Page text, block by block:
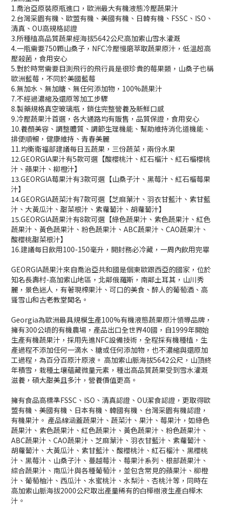
1.喬治亞原裝原瓶進口，歐洲最大有機液態冷壓蔬果汁
2.台灣采園有機、歐盟有機、美國有機、日韓有機、FSSC、ISO、
清真、OU高規格認證
3.所種植高品質蔬果經海拔5642公尺高加索山雪水灌溉
4.一瓶需要750顆山桑子，NFC冷壓慢磨萃取蔬果原汁，低溫超高
壓殺菌，食用安心
5.對於時常需要目測飛行的飛行員是很珍貴的莓果類，山桑子也稱
歐洲藍莓，不同於美國藍莓
6.無加水、無加糖、無任何添加物，100%蔬果汁
7.不經過濃縮及還原等加工步驟
8.製藥規格真空玻璃瓶，鎖住完整營養及新鮮口感
9.冷壓蔬果汁首選，各大通路均有販售，品質保證，食用安心
10.養顏美容、調整體質、調節生理機能、幫助維持消化道機能、
排便順暢，健康維持、青春美麗
11.均衡衛福部建議每日五蔬果，三份蔬菜，兩份水果
12.GEORGIA果汁有5款可選【酸櫻桃汁、紅石榴汁、紅石榴櫻桃
汁、蘋果汁、柳橙汁】
13.GEORGIA莓果汁有3款可選【山桑子汁、黑莓汁、紅石榴莓果
汁】
14.GEORGIA蔬菜汁有7款可選【芝麻葉汁、羽衣甘藍汁、紫甘藍
汁、大黃瓜汁、甜菜根汁、紫蘿蔔汁、胡蘿蔔汁】
15.GEORGIA蔬果汁有8款可選【綠色蔬果汁、紫色蔬果汁、紅色
蔬果汁、黃色蔬果汁、粉色蔬果汁、ABC蔬果汁、CAO蔬果汁、
酸櫻桃甜菜根汁】
16.建議每日飲用100-150毫升，開封務必冷藏，一周內飲用完畢
GEORGIA蔬果汁來自喬治亞共和國是個東歐跟西亞的國家，位於
知名長壽村-高加索山地區，北鄰俄羅斯，南鄰土耳其，山川秀
麗，景色迷人，有著現榨果汁、可口的美食、醉人的葡萄酒、高
聳雪山和古老教堂聞名。
Georgia為歐洲最具規模生產100%有機液態蔬果原汁領導品牌，
擁有300公頃的有機農場，產品出口全世界40國，自1999年開始
生產有機蔬果汁，採用先進NFC設備技術，全程採有機種植，生
產過程不添加任何一滴水、糖或任何添加物，也不濃縮與還原加
工過程，為百分百原汁原液。 高加索山脈海拔5642公尺，山頂終
年積雪，栽種土壤蘊藏微量元素，種出高品質蔬果受到雪水灌溉
滋養，碩大甜美且多汁，營養價值更高。
擁有食品高標準FSSC、ISO、清真認證、OU潔食認證，更取得歐
盟有機、美國有機、日本有機、韓國有機、台灣采園有機認證，
有機果汁。 產品線涵蓋蔬果汁、蔬菜汁、果汁、莓果汁，如綠色
蔬果汁、紫色蔬果汁、紅色蔬果汁、黃色蔬果汁、粉色蔬果汁、
ABC蔬果汁、CAO蔬果汁、芝麻葉汁、羽衣甘藍汁、紫蘿蔔汁、
胡蘿蔔汁、大黃瓜汁、紫甘藍汁、酸櫻桃汁、紅石榴汁、黑櫻桃
汁、黑莓汁、山桑子汁、蔓越莓汁、莓果汁系列、根部蔬果汁、
綜合蔬果汁、南瓜汁與各種葡萄汁，並包含常見的蘋果汁、柳橙
汁、葡萄柚汁、西瓜汁、水蜜桃汁、水梨汁、杏桃汁等，同時在
高加索山脈海拔2000公尺取出產量稀有的白樺樹液生產白樺木
汁。